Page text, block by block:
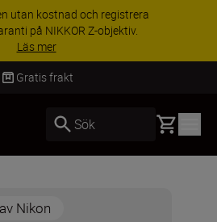
utan kostnad och registrera
på NIKKOR Z-objektiv.
Läs mer
Gratis frakt
Sök Basket
Nikon